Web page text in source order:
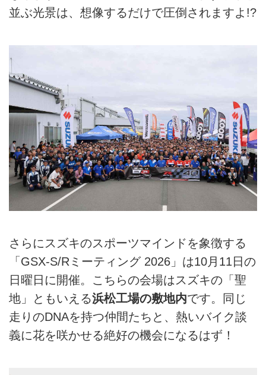
並ぶ光景は、想像するだけで圧倒されますよ!?
さらにスズキのスポーツマインドを象徴する
「GSX-S/Rミーティング 2026」は10月11日の
日曜日に開催。こちらの会場はスズキの「聖
地」ともいえる浜松工場の敷地内です。同じ
走りのDNAを持つ仲間たちと、熱いバイク談
義に花を咲かせる絶好の機会になるはず！